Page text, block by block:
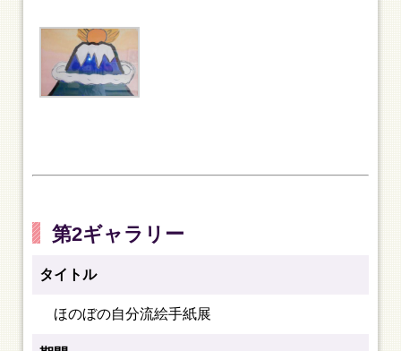
第2ギャラリー
タイトル
ほのぼの自分流絵手紙展